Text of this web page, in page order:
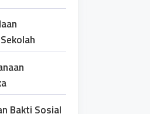
Bakti Sosial